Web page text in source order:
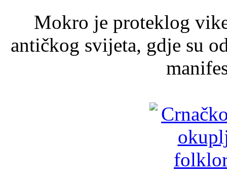
Mokro je proteklog
antičkog svijeta, gdje su